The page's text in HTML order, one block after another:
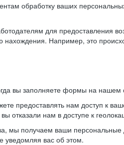
обработку ваших
для предоставления
нахождения. Например, это
вы заполняете формы на нашем
предоставлять нам доступ к
отказали нам в доступе к
мы получаем ваши
вас об этом.